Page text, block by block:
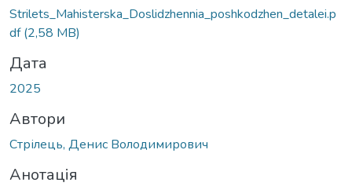
Strilets_Mahisterska_Doslidzhennia_poshkodzhen_detalei.p
df(2,58 MB)
Дата
2025
Автори
Стрілець, Денис Володимирович
Анотація